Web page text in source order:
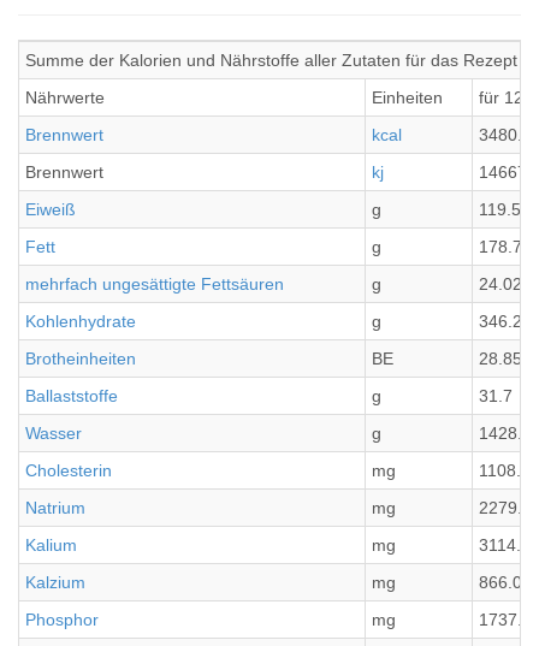
Summe der Kalorien und Nährstoffe aller Zutaten für das Rezept
Nährwerte
Einheiten
für 12
Brennwert
kcal
Brennwert
kj
Eiweiß
g
119.51
Fett
g
178.76
mehrfach ungesättigte Fettsäuren
g
24.02
Kohlenhydrate
g
346.2
Brotheinheiten
BE
28.85
Ballaststoffe
g
31.7
Wasser
g
Cholesterin
mg
1108.28
Natrium
mg
Kalium
mg
3114.76
Kalzium
mg
866.07
Phosphor
mg